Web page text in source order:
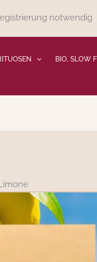
notwendig
BIO, SLOW